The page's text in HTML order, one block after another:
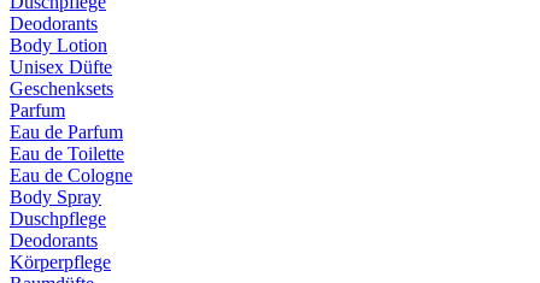
Deodorants
Body Lotion
Unisex Düfte
Geschenksets
Parfum
Eau de Parfum
Eau de Toilette
Eau de Cologne
Body Spray
Duschpflege
Deodorants
Körperpflege